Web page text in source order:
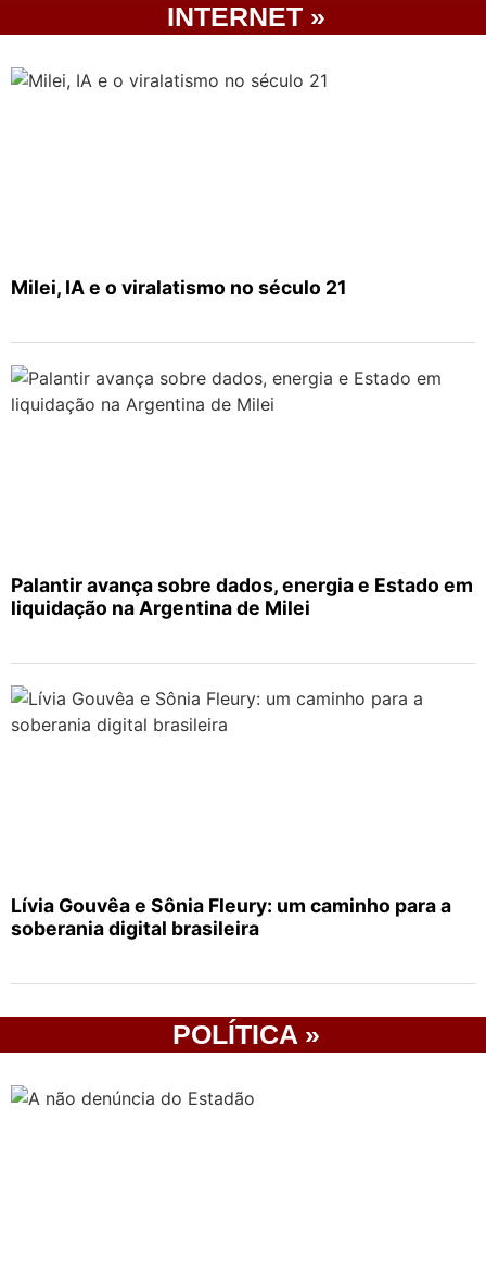
INTERNET »
Milei, IA e o viralatismo no século 21
Palantir avança sobre dados, energia e Estado em
liquidação na Argentina de Milei
Lívia Gouvêa e Sônia Fleury: um caminho para a
soberania digital brasileira
POLÍTICA »